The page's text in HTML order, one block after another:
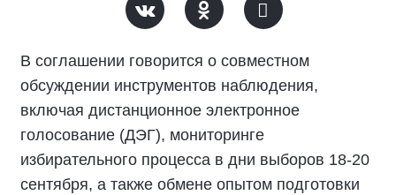
В соглашении говорится о совместном
обсуждении инструментов наблюдения,
включая дистанционное электронное
голосование (ДЭГ), мониторинге
избирательного процесса в дни выборов 18-20
сентября, а также обмене опытом подготовки